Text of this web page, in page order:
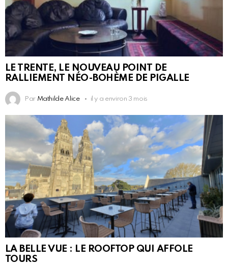
LE TRENTE, LE NOUVEAU POINT DE
RALLIEMENT NÉO-BOHÈME DE PIGALLE
Par Mathilde Alice il y a environ 3 mois
LA BELLE VUE : LE ROOFTOP QUI AFFOLE
TOURS